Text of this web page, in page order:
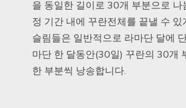
을 동일한 길이로 30개 부분으로 나
정 기간 내에 꾸란전체를 끝낼 수 있
슬림들은 일반적으로 라마단 달에
마단 한 달동안(30일) 꾸란의 30개
한 부분씩 낭송합니다.